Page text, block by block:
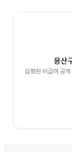
용산
심평원 비급여 공